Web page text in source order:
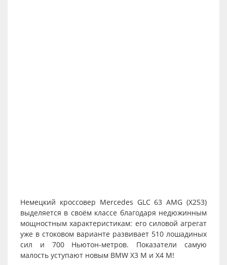
Немецкий кроссовер Mercedes GLC 63 AMG (X253)
выделяется в своём классе благодаря недюжинным
мощностным характеристикам: его силовой агрегат
уже в стоковом варианте развивает 510 лошадиных
сил и 700 Ньютон-метров. Показатели самую
малость уступают новым BMW X3 M и X4 M!